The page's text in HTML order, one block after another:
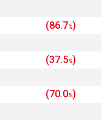
(86.7%)
(37.5%)
(70.0%)